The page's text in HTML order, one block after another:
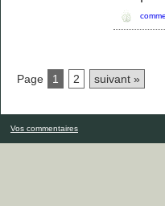
Page 1 2 suivant »
Vos commentaires